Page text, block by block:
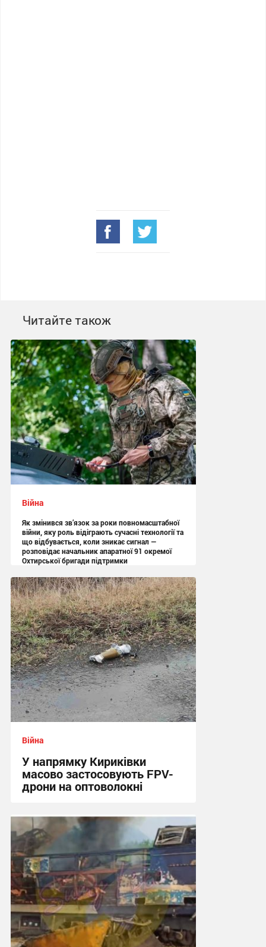
Читайте також
Війна
Як змінився зв’язок за роки повномасштабної
війни, яку роль відіграють сучасні технології та
що відбувається, коли зникає сигнал —
розповідає начальник апаратної 91 окремої
Охтирської бригади підтримки
13:05 вчора
Війна
У напрямку Кириківки
масово застосовують FPV-
дрони на оптоволокні
12:59 вчора